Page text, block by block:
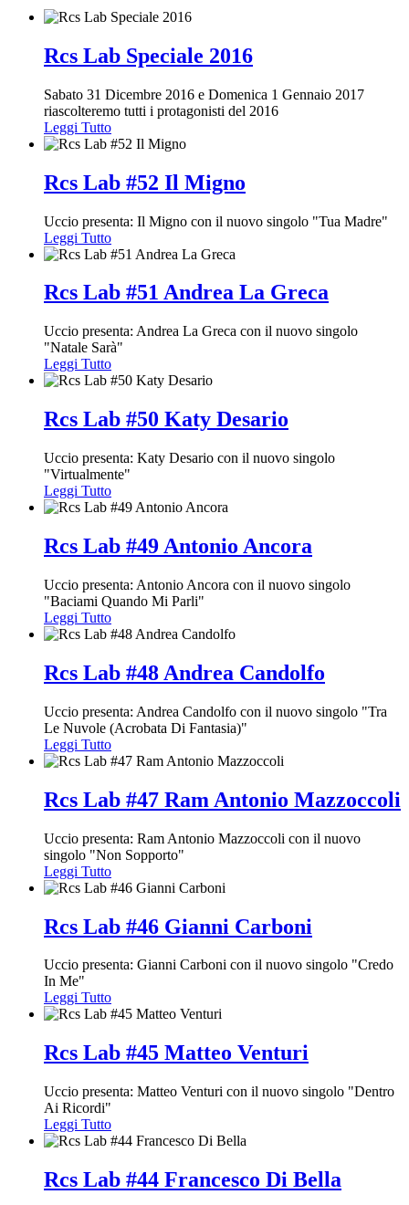
Rcs Lab Speciale 2016
Sabato 31 Dicembre 2016 e Domenica 1 Gennaio 2017
riascolteremo tutti i protagonisti del 2016
Leggi Tutto
Rcs Lab #52 Il Migno
Uccio presenta: Il Migno con il nuovo singolo "Tua Madre"
Leggi Tutto
Rcs Lab #51 Andrea La Greca
Uccio presenta: Andrea La Greca con il nuovo singolo
"Natale Sarà"
Leggi Tutto
Rcs Lab #50 Katy Desario
Uccio presenta: Katy Desario con il nuovo singolo
"Virtualmente"
Leggi Tutto
Rcs Lab #49 Antonio Ancora
Uccio presenta: Antonio Ancora con il nuovo singolo
"Baciami Quando Mi Parli"
Leggi Tutto
Rcs Lab #48 Andrea Candolfo
Uccio presenta: Andrea Candolfo con il nuovo singolo "Tra
Le Nuvole (Acrobata Di Fantasia)"
Leggi Tutto
Rcs Lab #47 Ram Antonio Mazzoccoli
Uccio presenta: Ram Antonio Mazzoccoli con il nuovo
singolo "Non Sopporto"
Leggi Tutto
Rcs Lab #46 Gianni Carboni
Uccio presenta: Gianni Carboni con il nuovo singolo "Credo
In Me"
Leggi Tutto
Rcs Lab #45 Matteo Venturi
Uccio presenta: Matteo Venturi con il nuovo singolo "Dentro
Ai Ricordi"
Leggi Tutto
Rcs Lab #44 Francesco Di Bella